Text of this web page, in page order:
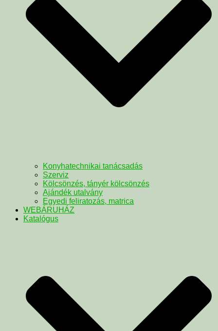
Konyhatechnikai tanácsadás
Szerviz
Kölcsönzés, tányér kölcsönzés
Ajándék utalvány
Egyedi feliratozás, matrica
WEBÁRUHÁZ
Katalógus